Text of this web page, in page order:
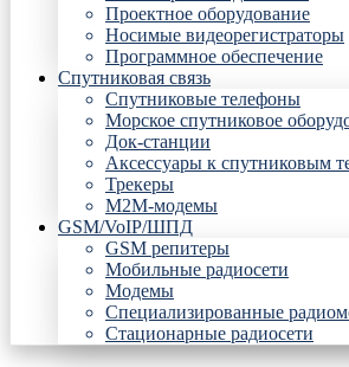
Проектное оборудование
Носимые видеорегистраторы
Программное обеспечение
Спутниковая связь
Спутниковые телефоны
Морское спутниковое
Док-станции
Аксессуары к спутниковым
Трекеры
М2М-модемы
GSM/VoIP/ШПД
GSM репитеры
Мобильные радиосети
Модемы
Специализированные
Стационарные радиосети